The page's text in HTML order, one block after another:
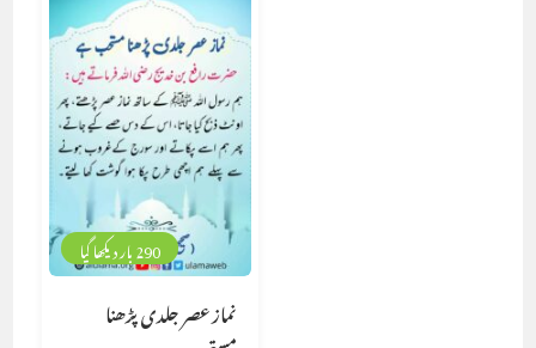
290 بار دیکھا گیا
نماز عصر جلدی پڑھنا